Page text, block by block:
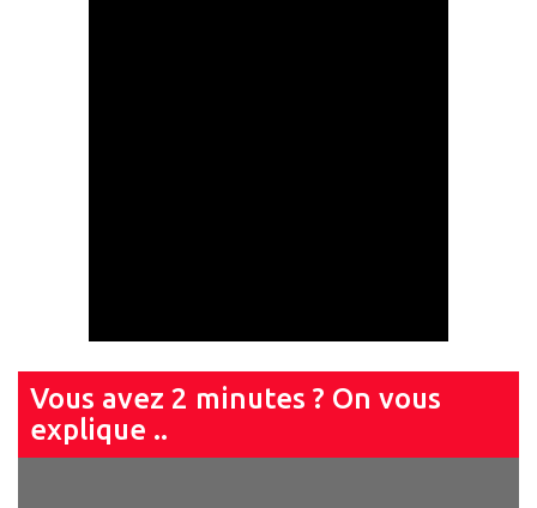
Vous avez 2 minutes ? On vous
explique ..